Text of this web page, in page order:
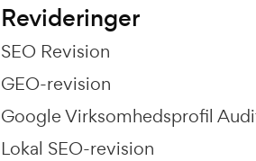
Revideringer
SEO Revision
GEO-revision
Google Virksomhedsprofil
Lokal SEO-revision